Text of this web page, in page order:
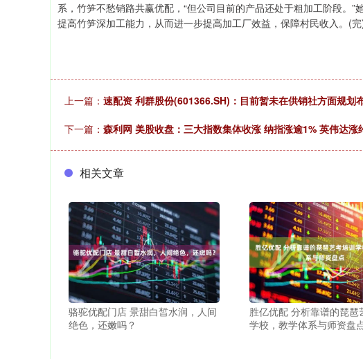
系，竹笋不愁销路共赢优配，“但公司目前的产品还处于粗加工阶段。
提高竹笋深加工能力，从而进一步提高加工厂效益，保障村民收入。(
上一篇： 速配资 利群股份(601366.SH)：目前暂未在供销社方面规划
下一篇： 森利网 美股收盘：三大指数集体收涨 纳指涨逾1% 英伟达涨
相关文章
骆驼优配门店 景甜白皙水润，人间
绝色，还嫩吗？
胜亿优配 分析靠谱的琵琶
学校，教学体系与师资盘